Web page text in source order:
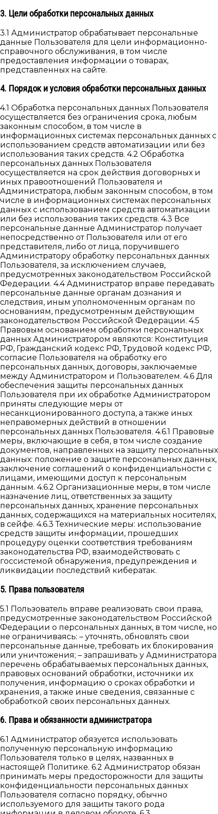
3. Цели обработки персональных данных
3.1 Администратор обрабатывает персональные
данные Пользователя для цели информационно-
справочного обслуживания, в том числе
предоставления информации о товарах,
представленных на сайте.
4. Порядок и условия обработки персональных данных
4.1 Обработка персональных данных Пользователя
осуществляется без ограничения срока, любым
законным способом, в том числе в
информационных системах персональных данных с
использованием средств автоматизации или без
использования таких средств. 4.2 Обработка
персональных данных Пользователя
осуществляется на срок действия договорных и
иных правоотношений Пользователя и
Администратора, любым законным способом, в том
числе в информационных системах персональных
данных с использованием средств автоматизации
или без использования таких средств. 4.3 Все
персональные данные Администратор получает
непосредственно от Пользователя или от его
представителя, либо от лица, поручившего
Администратору обработку персональных данных
Пользователя, за исключением случаев,
предусмотренных законодательством Российской
Федерации. 4.4 Администратор вправе передавать
персональные данные органам дознания и
следствия, иным уполномоченным органам по
основаниям, предусмотренным действующим
законодательством Российской Федерации. 4.5
Правовым основанием обработки персональных
данных Администратором являются: Конституция
РФ, Гражданский кодекс РФ, Трудовой кодекс РФ,
согласие Пользователя на обработку его
персональных данных, договоры, заключаемые
между Администратором и Пользователем. 4.6 Для
обеспечения защиты персональных данных
Пользователя при их обработке Администратором
приняты следующие меры от
несанкционированного доступа, а также иных
неправомерных действий в отношении
персональных данных Пользователя. 4.6.1 Правовые
меры, включающие в себя, в том числе создание
документов, направленных на защиту персональных
данных: положение о защите персональных данных,
заключение соглашений о конфиденциальности с
лицами, имеющими доступ к персональным
данным. 4.6.2 Организационные меры, в том числе
назначение лиц, ответственных за защиту
персональных данных, хранение персональных
данных, содержащихся на материальных носителях,
в сейфе. 4.6.3 Технические меры: использование
средств защиты информации, прошедших
процедуру оценки соответствия требованиям
законодательства РФ, взаимодействовать с
госсистемой обнаружения, предупреждения и
ликвидации последствий кибератак.
5. Права пользователя
5.1 Пользователь вправе реализовать свои права,
предусмотренные законодательством Российской
Федерации о персональных данных, в том числе, но
не ограничиваясь: – уточнять, обновлять свои
персональные данные, требовать их блокирования
или уничтожения; – запрашивать у Администратора
перечень обрабатываемых персональных данных,
правовых оснований обработки, источники их
получения, информацию о сроках обработки и
хранения, а также иные сведения, связанные с
обработкой своих персональных данных.
6. Права и обязанности администратора
6.1 Администратор обязуется использовать
полученную персональную информацию
Пользователя только в целях, названных в
настоящей Политике. 6.2 Администратор обязан
принимать меры предосторожности для защиты
конфиденциальности персональных данных
Пользователя согласно порядку, обычно
используемого для защиты такого рода